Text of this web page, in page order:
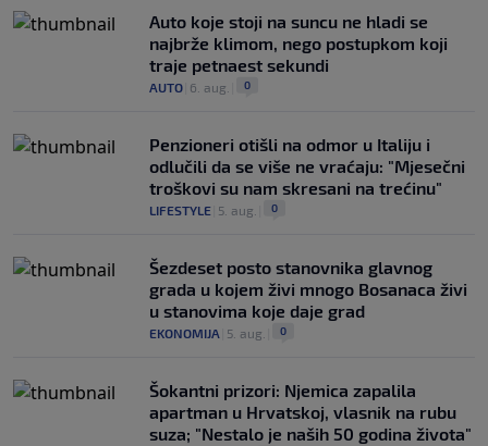
Auto koje stoji na suncu ne hladi se
najbrže klimom, nego postupkom koji
traje petnaest sekundi
AUTO 6. aug. 0
Penzioneri otišli na odmor u Italiju i
odlučili da se više ne vraćaju: "Mjesečni
troškovi su nam skresani na trećinu"
LIFESTYLE 5. aug. 0
Šezdeset posto stanovnika glavnog
grada u kojem živi mnogo Bosanaca živi
u stanovima koje daje grad
EKONOMIJA 5. aug. 0
Šokantni prizori: Njemica zapalila
apartman u Hrvatskoj, vlasnik na rubu
suza; "Nestalo je naših 50 godina života"